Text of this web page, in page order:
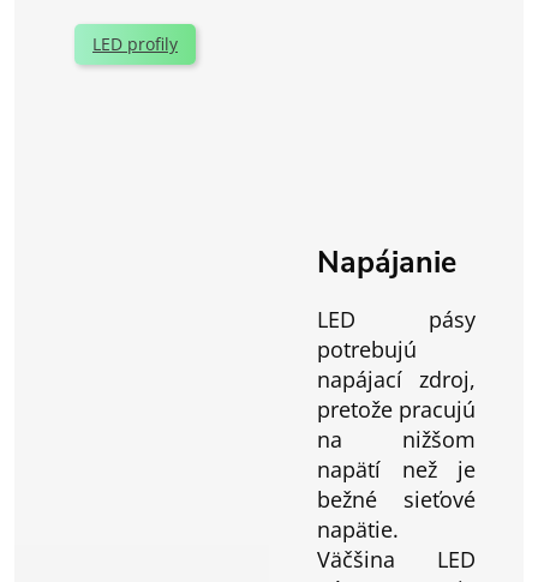
LED profily
Napájanie
LED pásy
potrebujú
napájací zdroj,
pretože pracujú
na nižšom
napätí než je
bežné sieťové
napätie.
Väčšina LED